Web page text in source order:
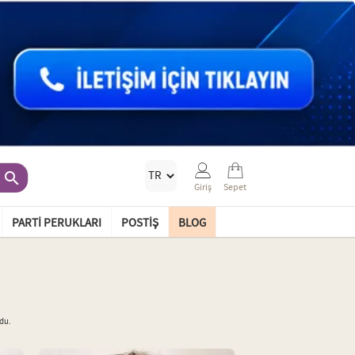
 Giriş Sepet
PARTI PERUKLARI POSTIŞ BLOG